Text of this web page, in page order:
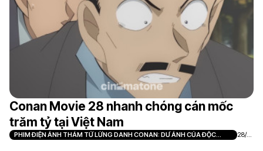
Conan Movie 28 nhanh chóng cán mốc
trăm tỷ tại Việt Nam
PHIM ĐIỆN ẢNH THÁM TỬ LỪNG DANH CONAN: DƯ ẢNH CỦA ĐỘC
NHÃN
28/0